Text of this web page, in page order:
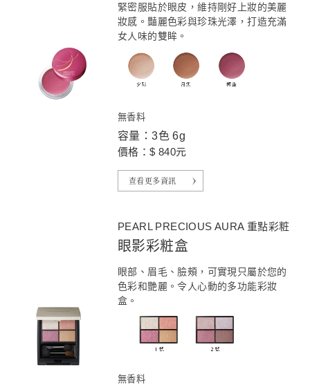
緊密服貼於眼皮，維持剛好上妝的美麗
妝感。豔麗色彩與珍珠光澤，打造充滿
女人味的雙眸。
無香料
容量：3色 6g
價格：$ 840元
查看更多資訊
PEARL PRECIOUS AURA 重點彩粧
眼影彩粧盒
眼部、眉毛、臉頰，可實現只屬於您的
色彩和艷麗。令人心動的多功能彩妝
盒。
無香料